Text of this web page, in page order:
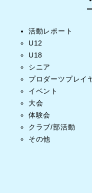
活動レポート
U12
U18
シニア
プロダーツプレイ
イベント
大会
体験会
クラブ/部活動
その他